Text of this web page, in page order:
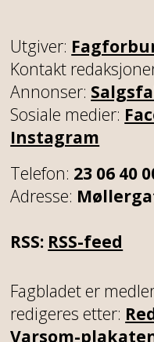
Utgiver:
Kontakt
Annonser:
Sosiale medier:
Instagram
Telefon: 23 06 40
Adresse:
RSS: RSS-feed
Fagbladet er
redigeres etter:
Varsom-